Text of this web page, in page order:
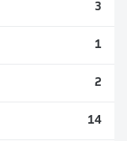
3
1
2
14